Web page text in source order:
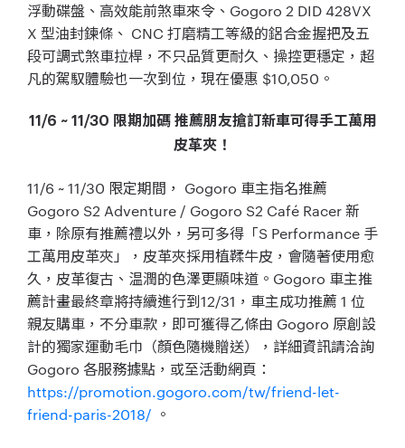
浮動碟盤、高效能前煞車來令、Gogoro 2 DID 428VX
X 型油封鍊條、 CNC 打磨精工等級的鋁合金握把及五
段可調式煞車拉桿，不只品質更耐久、操控更穩定，超
凡的駕馭體驗也一次到位，現在優惠 $10,050。
11/6 ~ 11/30 限期加碼 推薦朋友搶訂新車可得手工萬用
皮革夾！
11/6 ~ 11/30 限定期間， Gogoro 車主指名推薦
Gogoro S2 Adventure / Gogoro S2 Café Racer 新
車，除原有推薦禮以外，另可多得「S Performance 手
工萬用皮革夾」，皮革夾採用植鞣牛皮，會隨著使用愈
久，皮革復古、温潤的色澤更顯味道。Gogoro 車主推
薦計畫最終章將持續進行到12/31，車主成功推薦 1 位
親友購車，不分車款，即可獲得乙條由 Gogoro 原創設
計的獨家運動毛巾（顏色隨機贈送），詳細資訊請洽詢
Gogoro 各服務據點，或至活動網頁：
https://promotion.gogoro.com/tw/friend-let-
friend-paris-2018/ 。